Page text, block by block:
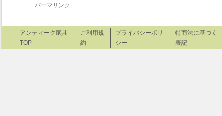
パーマリンク
アンティーク家具
TOP
ご利用規
約
プライバシーポリ
シー
特商法に基づく
表記